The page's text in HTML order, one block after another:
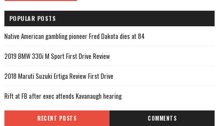
POPULAR POSTS
Native American gambling pioneer Fred Dakota dies at 84
2019 BMW 330i M Sport First Drive Review
2018 Maruti Suzuki Ertiga Review First Drive
Rift at FB after exec attends Kavanaugh hearing
RECENT POSTS COMMENTS